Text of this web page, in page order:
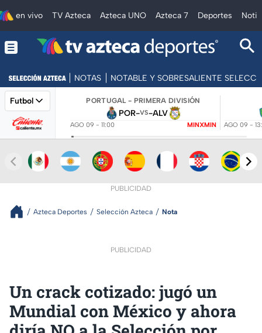
en vivo TV Azteca Azteca UNO Azteca 7 Deportes
NOTAS NOTABLE Y SOBRESALIENTE
Futbol PORTUGAL - PRIMERA DIVISIÓN
POR-VS-ALV
AGO 09 - 11:00 MINXMIN AGO 09 -
PUBLICIDAD
Azteca Deportes Selección Azteca Nota
PUBLICIDAD
Un crack cotizado: jugó un
Mundial con México y ahora